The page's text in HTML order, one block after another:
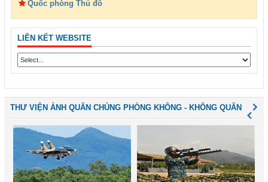
Quốc phòng Thủ đô
LIÊN KẾT WEBSITE
THƯ VIỆN ẢNH QUÂN CHỦNG PHÒNG KHÔNG - KHÔNG QUÂN